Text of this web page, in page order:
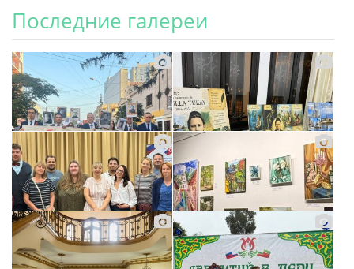
Последние галереи